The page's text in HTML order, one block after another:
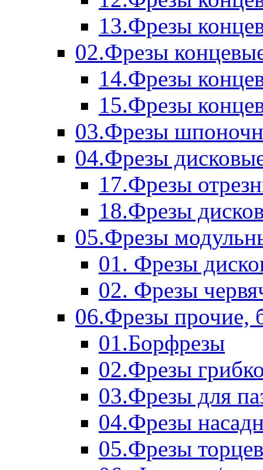
13.Фрезы
02.Фрезы
14.Фрезы
15.Фрезы
03.Фрезы
04.Фрезы
17.Фрезы
18.Фрезы
05.Фрезы
01. Фрезы
02. Фрезы
06.Фрезы прочие,
01.Борфрезы
02.Фрезы
03.Фрезы для
04.Фрезы
05.Фрезы